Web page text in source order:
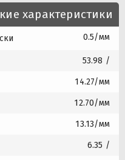
характеристики
0.5/мм
53.98 /
14.27/мм
12.70/мм
13.13/мм
6.35 /